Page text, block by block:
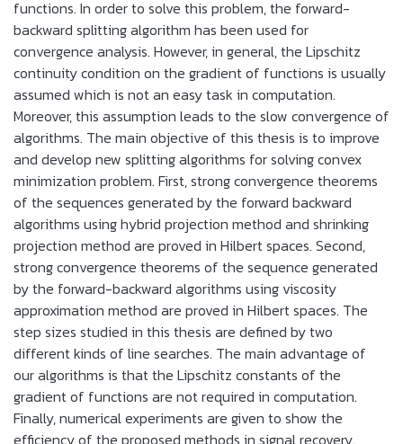
functions. In order to solve this problem, the forward-
backward splitting algorithm has been used for
convergence analysis. However, in general, the Lipschitz
continuity condition on the gradient of functions is usually
assumed which is not an easy task in computation.
Moreover, this assumption leads to the slow convergence of
algorithms. The main objective of this thesis is to improve
and develop new splitting algorithms for solving convex
minimization problem. First, strong convergence theorems
of the sequences generated by the forward backward
algorithms using hybrid projection method and shrinking
projection method are proved in Hilbert spaces. Second,
strong convergence theorems of the sequence generated
by the forward-backward algorithms using viscosity
approximation method are proved in Hilbert spaces. The
step sizes studied in this thesis are defined by two
different kinds of line searches. The main advantage of
our algorithms is that the Lipschitz constants of the
gradient of functions are not required in computation.
Finally, numerical experiments are given to show the
efficiency of the proposed methods in signal recovery.